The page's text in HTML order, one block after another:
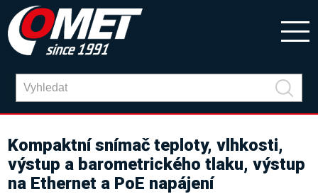
Kompaktní snímač teploty, vlhkosti,
výstup a barometrického tlaku, výstup
na Ethernet a PoE napájení